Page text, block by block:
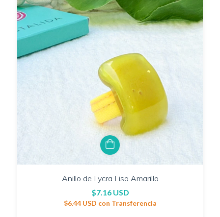
Anillo de Lycra Liso Amarillo
$7.16 USD
$6.44 USD con Transferencia